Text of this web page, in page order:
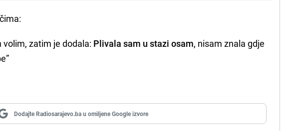
zatim je dodala: Plivala sam u stazi osam, nisam znala gdje
Dodajte Radiosarajevo.ba u omiljene Google izvore